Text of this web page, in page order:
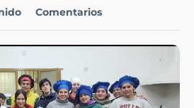
Comentarios